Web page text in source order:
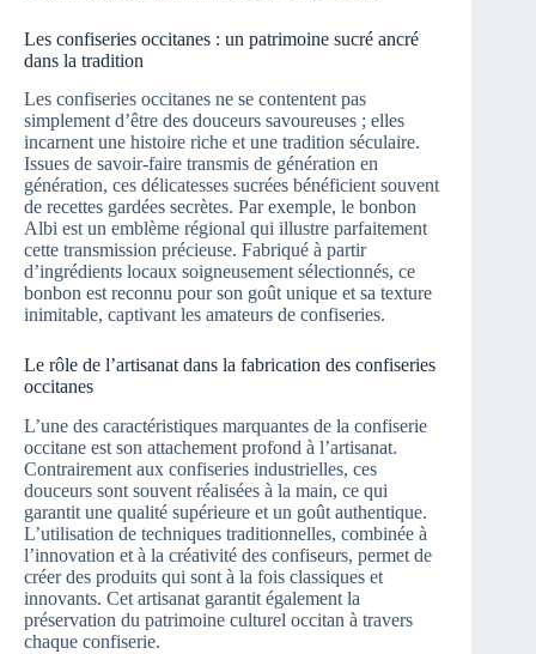
Les confiseries occitanes : un patrimoine sucré ancré
dans la tradition
Les confiseries occitanes ne se contentent pas
simplement d’être des douceurs savoureuses ; elles
incarnent une histoire riche et une tradition séculaire.
Issues de savoir-faire transmis de génération en
génération, ces délicatesses sucrées bénéficient souvent
de recettes gardées secrètes. Par exemple, le bonbon
Albi est un emblème régional qui illustre parfaitement
cette transmission précieuse. Fabriqué à partir
d’ingrédients locaux soigneusement sélectionnés, ce
bonbon est reconnu pour son goût unique et sa texture
inimitable, captivant les amateurs de confiseries.
Le rôle de l’artisanat dans la fabrication des confiseries
occitanes
L’une des caractéristiques marquantes de la confiserie
occitane est son attachement profond à l’artisanat.
Contrairement aux confiseries industrielles, ces
douceurs sont souvent réalisées à la main, ce qui
garantit une qualité supérieure et un goût authentique.
L’utilisation de techniques traditionnelles, combinée à
l’innovation et à la créativité des confiseurs, permet de
créer des produits qui sont à la fois classiques et
innovants. Cet artisanat garantit également la
préservation du patrimoine culturel occitan à travers
chaque confiserie.